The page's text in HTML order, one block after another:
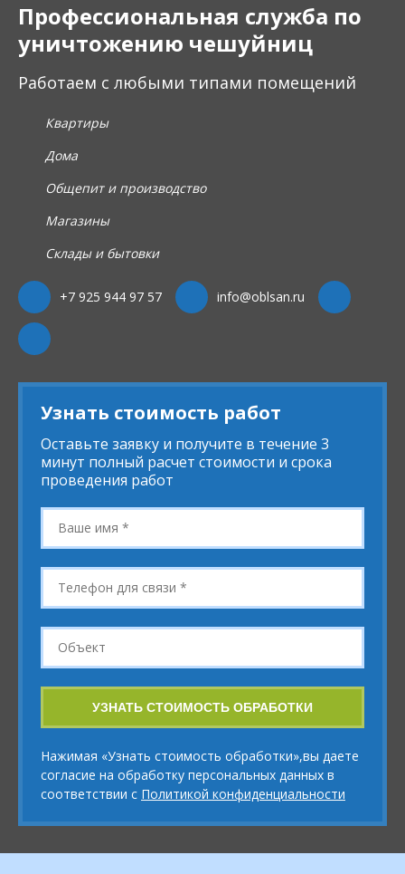
Профессиональная служба по
уничтожению чешуйниц
Работаем с любыми типами помещений
Квартиры
Дома
Общепит и производство
Магазины
Склады и бытовки
+7 925 944 97 57 info@oblsan.ru
Узнать стоимость работ
Оставьте заявку и получите в течение 3
минут полный расчет стоимости и срока
проведения работ
Ваше
имя
*
Телефон
для
связи
*Объект
УЗНАТЬ СТОИМОСТЬ ОБРАБОТКИ
Нажимая «Узнать стоимость обработки»,вы даете
согласие на обработку персональных данных в
соответствии с Политикой конфиденциальности